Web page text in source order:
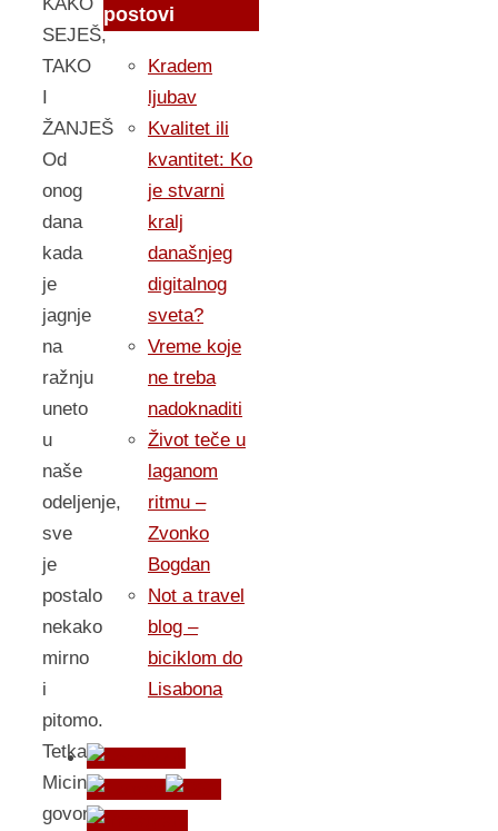
SEJEŠ,
TAKO
I
ŽANJEŠ
Od
onog
dana
kada
je
jagnje
na
ražnju
uneto
u
naše
odeljenje,
sve
je
postalo
nekako
mirno
i
pitomo.
Tetka
Micin
govor
postovi
Kradem
ljubav
Kvalitet ili
kvantitet: Ko
je stvarni
kralj
današnjeg
digitalnog
sveta?
Vreme koje
ne treba
nadoknaditi
Život teče u
laganom
ritmu –
Zvonko
Bogdan
Not a travel
blog –
biciklom do
Lisabona